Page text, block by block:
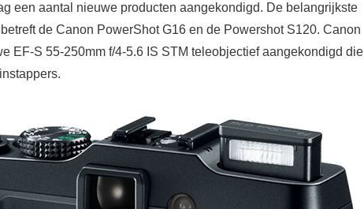
een aantal nieuwe producten aangekondigd. De belangrijkste
de Canon PowerShot G16 en de Powershot S120. Canon
EF-S 55-250mm f/4-5.6 IS STM teleobjectief aangekondigd die